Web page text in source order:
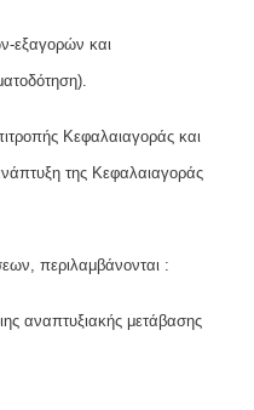
εξαγορών και
Κεφαλαιαγοράς και
της Κεφαλαιαγοράς
περιλαμβάνονται :
αναπτυξιακής μετάβασης